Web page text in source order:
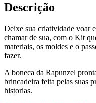
Descrição
Deixe sua criatividade voar
chamar de sua, com o Kit
materiais, os moldes e o
fazer.
A boneca da Rapunzel
brincadeira feita pelas suas
historias.